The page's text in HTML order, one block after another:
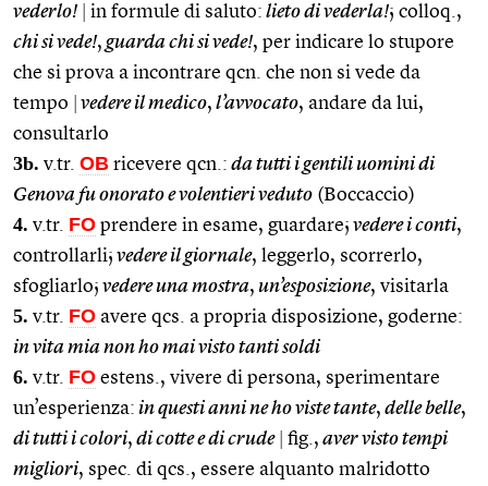
vederlo!
in formule di saluto: lieto di vederla!; colloq.,
chi si vede!, guarda chi si vede!, per indicare lo stupore
che si prova a incontrare qcn. che non si vede da
tempo
vedere il medico, l’avvocato, andare da lui,
consultarlo
3b. v.tr. OB ricevere qcn.: da tutti i gentili uomini di
Genova fu onorato e volentieri veduto (Boccaccio)
4. v.tr. FO prendere in esame, guardare; vedere i conti,
controllarli; vedere il giornale, leggerlo, scorrerlo,
sfogliarlo; vedere una mostra, un’esposizione, visitarla
5. v.tr. FO avere qcs. a propria disposizione, goderne:
in vita mia non ho mai visto tanti soldi
6. v.tr. FO estens., vivere di persona, sperimentare
un’esperienza: in questi anni ne ho viste tante, delle belle,
di tutti i colori, di cotte e di crude fig., aver visto tempi
migliori, spec. di qcs., essere alquanto malridotto